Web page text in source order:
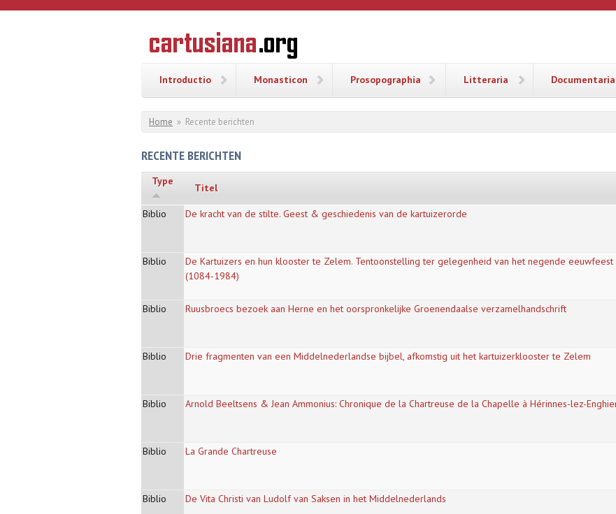
Overslaan en naar de inhoud gaan
CARTUSIANA
Geschiedenis
van de
Introductio Monasticon Prosopographia Litteraria Documentaria
U bent hier
Home » Recente berichten
RECENTE BERICHTEN
Type
Titel
Biblio De kracht van de stilte. Geest & geschiedenis van de kartuizerorde
Biblio
De Kartuizers en hun klooster te Zelem. Tentoonstelling ter gelegenheid van het negende
(1084-1984)
Biblio
Ruusbroecs bezoek aan Herne en het oorspronkelijke Groenendaalse verzamelhandschrift
Biblio
Drie fragmenten van een Middelnederlandse bijbel, afkomstig uit het kartuizerklooster te Zelem
Biblio
Arnold Beeltsens & Jean Ammonius: Chronique de la Chartreuse de la Chapelle à Hérinnes-lez-
Biblio
La Grande Chartreuse
Biblio
De Vita Christi van Ludolf van Saksen in het Middelnederlands